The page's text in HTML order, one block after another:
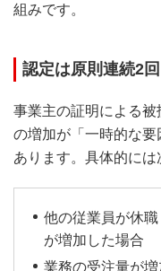
組みです。
認定は原則連続2
事業主の証明による
の増加が「一時的な
あります。具体的には
他の従業員が休
が増加した場合
業務の受注量が